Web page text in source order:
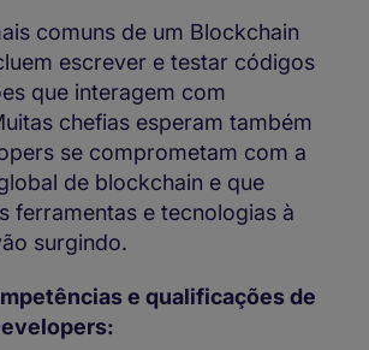
comuns de um Blockchain
escrever e testar códigos
que interagem com
chefias esperam também
se comprometam com a
de blockchain e que
ferramentas e tecnologias à
surgindo.
e qualificações de